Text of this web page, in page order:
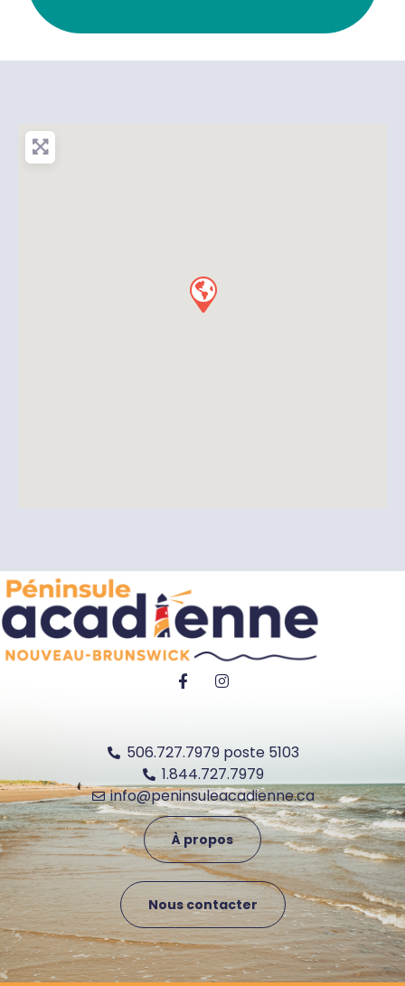
506.727.7979 poste 5103
1.844.727.7979
info@peninsuleacadienne.ca
À propos
Nous contacter